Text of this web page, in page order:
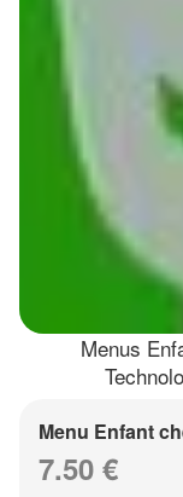
Menus
Menu Enfant
7.50 €